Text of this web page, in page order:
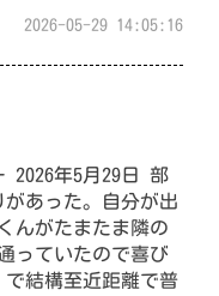
2026-05-29 14:05:16
2026年5月29日 部
あった。自分が出
んがたまたま隣の
っていたので喜び
結構至近距離で普